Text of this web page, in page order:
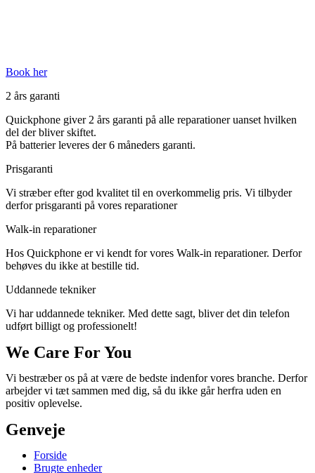
Book her
2 års garanti
Quickphone giver 2 års garanti på alle reparationer uanset hvilken
del der bliver skiftet.
På batterier leveres der 6 måneders garanti.
Prisgaranti
Vi stræber efter god kvalitet til en overkommelig pris. Vi tilbyder
derfor prisgaranti på vores reparationer
Walk-in reparationer
Hos Quickphone er vi kendt for vores Walk-in reparationer. Derfor
behøves du ikke at bestille tid.
Uddannede tekniker
Vi har uddannede tekniker. Med dette sagt, bliver det din telefon
udført billigt og professionelt!
We Care For You
Vi bestræber os på at være de bedste indenfor vores branche. Derfor
arbejder vi tæt sammen med dig, så du ikke går herfra uden en
positiv oplevelse.
Genveje
Forside
Brugte enheder